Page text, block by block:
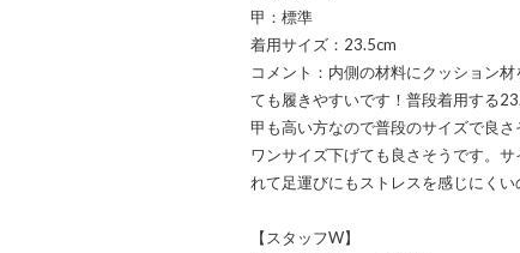
甲：標準
着用サイズ：23.5cm
コメント：内側の材料にクッション
ても履きやすいです！普段着用する
甲も高い方なので普段のサイズで良
ワンサイズ下げても良さそうです。
れて足運びにもストレスを感じにくい
【スタッフW】